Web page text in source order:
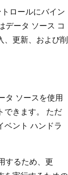
ロールにバイン
データ ソース コ
、更新、および削
タ ソースを使用
できます。 ただ
ベント ハンドラ
するため、更